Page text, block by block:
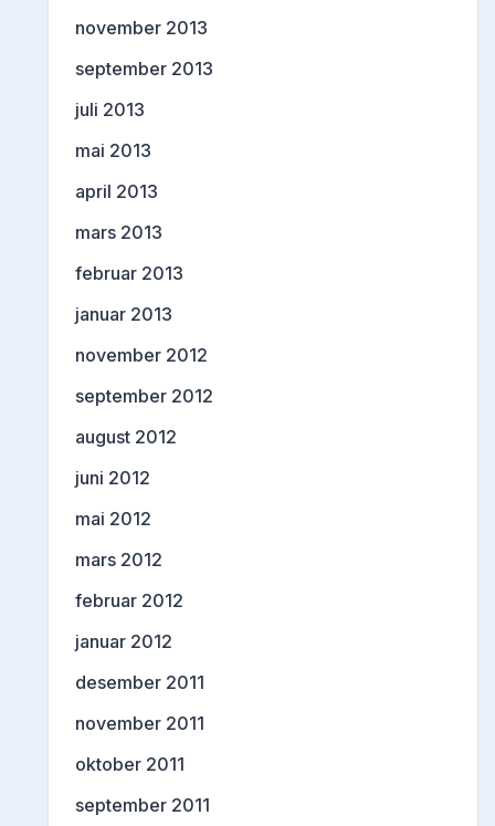
november 2013
september 2013
juli 2013
mai 2013
april 2013
mars 2013
februar 2013
januar 2013
november 2012
september 2012
august 2012
juni 2012
mai 2012
mars 2012
februar 2012
januar 2012
desember 2011
november 2011
oktober 2011
september 2011